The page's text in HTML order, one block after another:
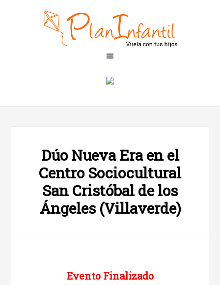
Dúo Nueva Era en el
Centro Sociocultural
San Cristóbal de los
Ángeles (Villaverde)
Evento Finalizado